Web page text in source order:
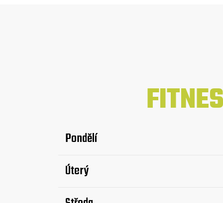
Pondělí
Úterý